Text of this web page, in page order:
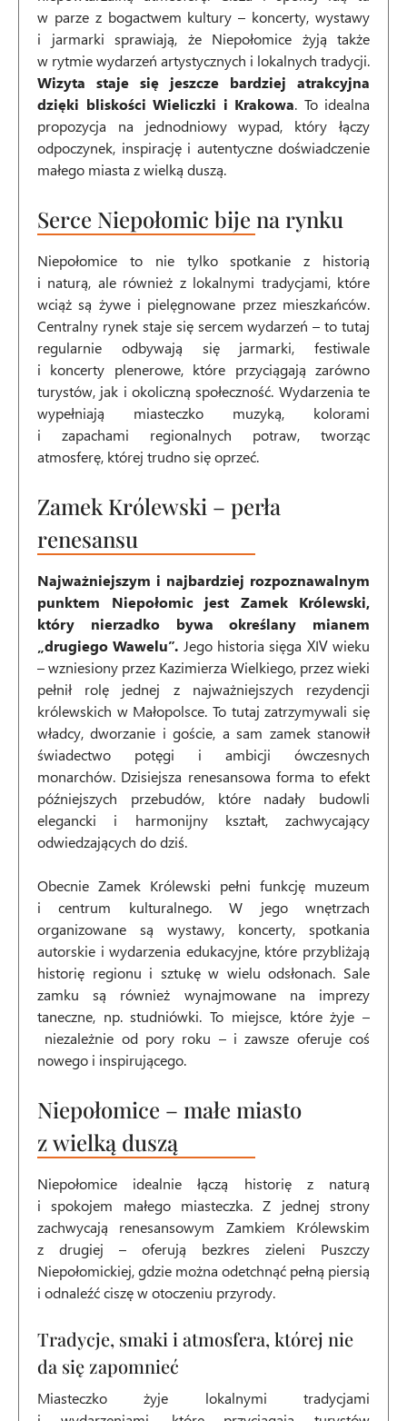
w parze z bogactwem kultury – koncerty, wystawy
i jarmarki sprawiają, że Niepołomice żyją także
w rytmie wydarzeń artystycznych i lokalnych tradycji.
Wizyta staje się jeszcze bardziej atrakcyjna
dzięki bliskości Wieliczki i Krakowa. To idealna
propozycja na jednodniowy wypad, który łączy
odpoczynek, inspirację i autentyczne doświadczenie
małego miasta z wielką duszą.
Serce Niepołomic bije na rynku
Niepołomice to nie tylko spotkanie z historią
i naturą, ale również z lokalnymi tradycjami, które
wciąż są żywe i pielęgnowane przez mieszkańców.
Centralny rynek staje się sercem wydarzeń – to tutaj
regularnie odbywają się jarmarki, festiwale
i koncerty plenerowe, które przyciągają zarówno
turystów, jak i okoliczną społeczność. Wydarzenia te
wypełniają miasteczko muzyką, kolorami
i zapachami regionalnych potraw, tworząc
atmosferę, której trudno się oprzeć.
Zamek Królewski – perła
renesansu
Najważniejszym i najbardziej rozpoznawalnym
punktem Niepołomic jest Zamek Królewski,
który nierzadko bywa określany mianem
„drugiego Wawelu”. Jego historia sięga XIV wieku
– wzniesiony przez Kazimierza Wielkiego, przez wieki
pełnił rolę jednej z najważniejszych rezydencji
królewskich w Małopolsce. To tutaj zatrzymywali się
władcy, dworzanie i goście, a sam zamek stanowił
świadectwo potęgi i ambicji ówczesnych
monarchów. Dzisiejsza renesansowa forma to efekt
późniejszych przebudów, które nadały budowli
elegancki i harmonijny kształt, zachwycający
odwiedzających do dziś.
Obecnie Zamek Królewski pełni funkcję muzeum
i centrum kulturalnego. W jego wnętrzach
organizowane są wystawy, koncerty, spotkania
autorskie i wydarzenia edukacyjne, które przybliżają
historię regionu i sztukę w wielu odsłonach. Sale
zamku są również wynajmowane na imprezy
taneczne, np. studniówki. To miejsce, które żyje –
niezależnie od pory roku – i zawsze oferuje coś
nowego i inspirującego.
Niepołomice – małe miasto
z wielką duszą
Niepołomice idealnie łączą historię z naturą
i spokojem małego miasteczka. Z jednej strony
zachwycają renesansowym Zamkiem Królewskim
z drugiej – oferują bezkres zieleni Puszczy
Niepołomickiej, gdzie można odetchnąć pełną piersią
i odnaleźć ciszę w otoczeniu przyrody.
Tradycje, smaki i atmosfera, której nie
da się zapomnieć
Miasteczko żyje lokalnymi tradycjami